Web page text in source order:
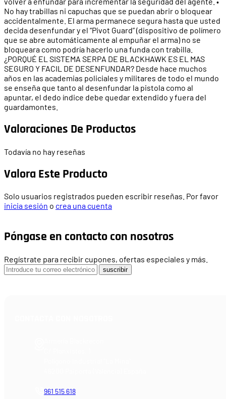
No hay trabillas ni capuchas que se puedan abrir o bloquear
accidentalmente. El arma permanece segura hasta que usted
decida desenfundar y el “Pivot Guard” (dispositivo de polímero
que se abre automáticamente al empuñar el arma) no se
bloqueara como podría hacerlo una funda con trabilla.
¿PORQUÉ EL SISTEMA SERPA DE BLACKHAWK ES EL MAS
SEGURO Y FACIL DE DESENFUNDAR? Desde hace muchos
años en las academias policiales y militares de todo el mundo
se enseña que tanto al desenfundar la pistola como al
apuntar, el dedo índice debe quedar extendido y fuera del
guardamontes.
Valoraciones De Productos
Todavía no hay reseñas
Valora Este Producto
Solo usuarios registrados pueden escribir reseñas. Por favor
inicia sesión o crea una cuenta
Póngase en contacto con nosotros
Regístrate para recibir cupones, ofertas especiales y más.
suscribir
961 515 618